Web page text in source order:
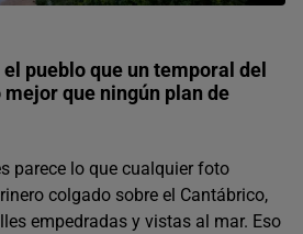
pueblo que un temporal del
que ningún plan de
parece lo que cualquier foto
colgado sobre el Cantábrico,
empedradas y vistas al mar. Eso